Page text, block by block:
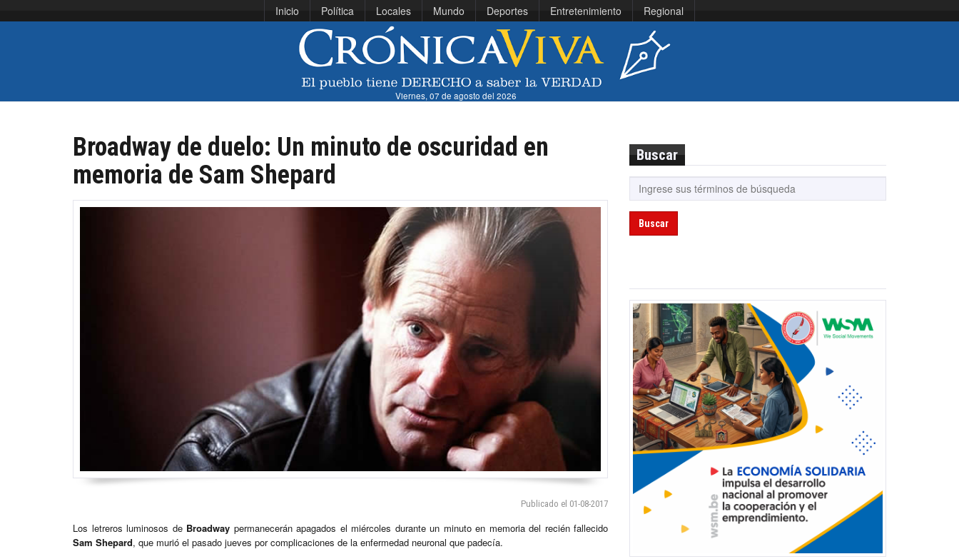
Inicio Política Locales Mundo Deportes Entretenimiento Regional
Viernes, 07 de agosto del 2026
Broadway de duelo: Un minuto de oscuridad en
memoria de Sam Shepard
Publicado el 01-08-2017
Los letreros luminosos de Broadway permanecerán apagados el miércoles durante un minuto en memoria del recién fallecido
Sam Shepard, que murió el pasado jueves por complicaciones de la enfermedad neuronal que padecía.
Buscar
Buscar